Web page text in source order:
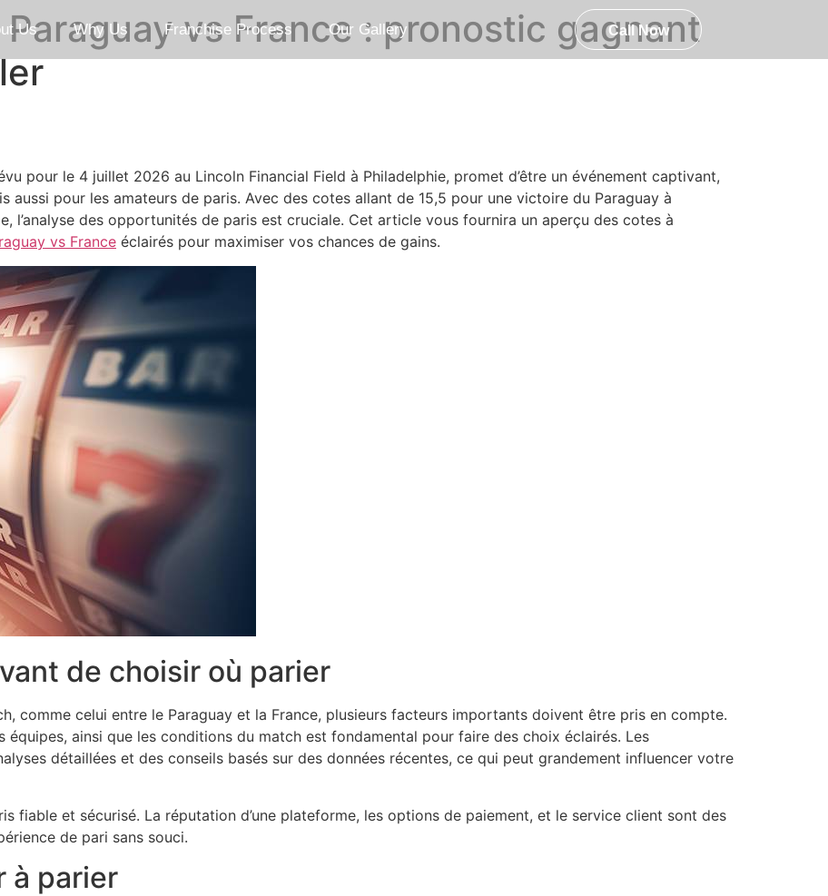
Us Why Us Franchise Process Our Gallery Call Now
757-329-2888
vs France : pronostic gagnant
pour le 4 juillet 2026 au Lincoln Financial Field à Philadelphie, promet d’être un événement captivant,
aussi pour les amateurs de paris. Avec des cotes allant de 15,5 pour une victoire du Paraguay à
l’analyse des opportunités de paris est cruciale. Cet article vous fournira un aperçu des cotes à
vs France éclairés pour maximiser vos chances de gains.
de choisir où parier
comme celui entre le Paraguay et la France, plusieurs facteurs importants doivent être pris en compte.
ainsi que les conditions du match est fondamental pour faire des choix éclairés. Les
détaillées et des conseils basés sur des données récentes, ce qui peut grandement influencer votre
fiable et sécurisé. La réputation d’une plateforme, les options de paiement, et le service client sont des
de pari sans souci.
à parier